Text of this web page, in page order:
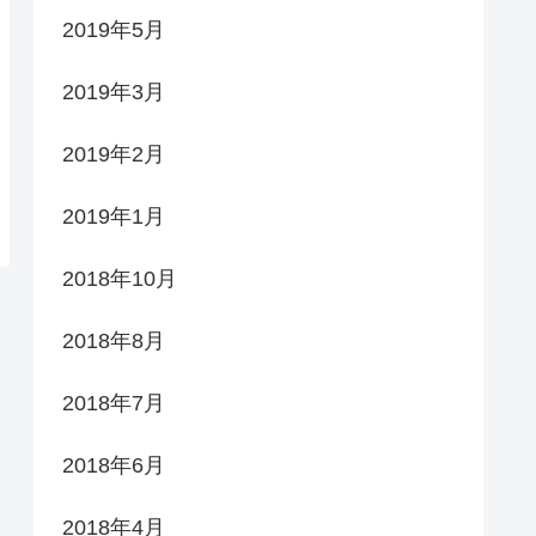
2019年5月
2019年3月
2019年2月
2019年1月
2018年10月
2018年8月
2018年7月
2018年6月
2018年4月